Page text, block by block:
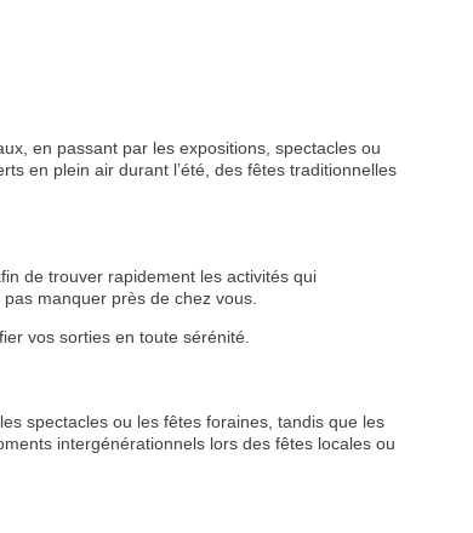
en passant par les expositions, spectacles ou
en plein air durant l’été, des fêtes traditionnelles
de trouver rapidement les activités qui
manquer près de chez vous.
vos sorties en toute sérénité.
spectacles ou les fêtes foraines, tandis que les
intergénérationnels lors des fêtes locales ou